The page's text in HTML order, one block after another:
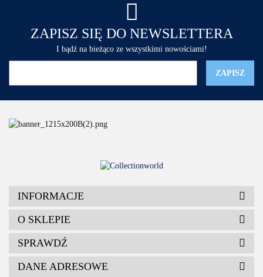
ZAPISZ SIĘ DO NEWSLETTERA
I bądź na bieżąco ze wszystkimi nowościami!
INFORMACJE
O SKLEPIE
SPRAWDŹ
DANE ADRESOWE